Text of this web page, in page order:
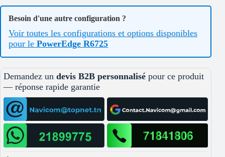
Besoin d'une autre configuration ?
Voir toutes les configurations et options disponibles
pour le PowerEdge R6725
Demandez un devis B2B personnalisé pour ce produit
— réponse rapide garantie